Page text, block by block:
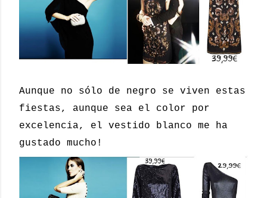
Aunque no sólo de negro se viven estas
fiestas, aunque sea el color por
excelencia, el vestido blanco me ha
gustado mucho!